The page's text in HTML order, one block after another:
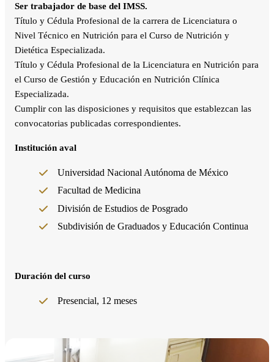
Ser trabajador de base del IMSS.
Título y Cédula Profesional de la carrera de Licenciatura o
Nivel Técnico en Nutrición para el Curso de Nutrición y
Dietética Especializada.
Título y Cédula Profesional de la Licenciatura en Nutrición para
el Curso de Gestión y Educación en Nutrición Clínica
Especializada.
Cumplir con las disposiciones y requisitos que establezcan las
convocatorias publicadas correspondientes.
Institución aval
Universidad Nacional Autónoma de México
Facultad de Medicina
División de Estudios de Posgrado
Subdivisión de Graduados y Educación Continua
Duración del curso
Presencial, 12 meses